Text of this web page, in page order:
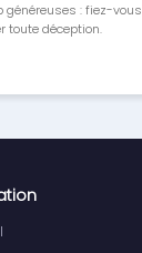
généreuses : fiez-vous
toute déception.